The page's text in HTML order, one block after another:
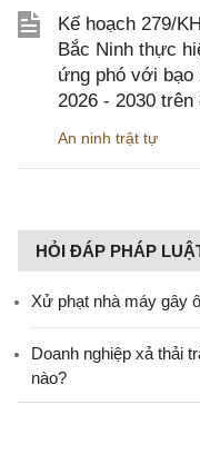
Kế hoạch 279/
Bắc Ninh thực
ứng phó với
2026 - 2030
An ninh trật tự
HỎI ĐÁP PHÁP
Xử phạt nhà máy gây
Doanh nghiệp xả thải
nào?